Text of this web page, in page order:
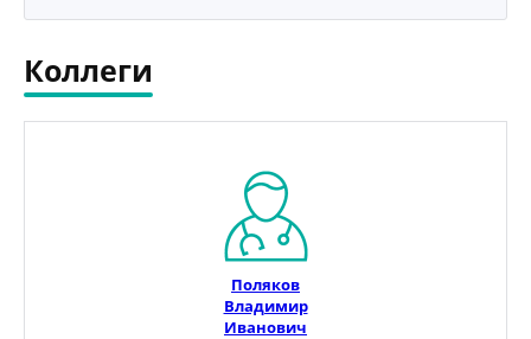
Коллеги
Поляков
Владимир
Иванович